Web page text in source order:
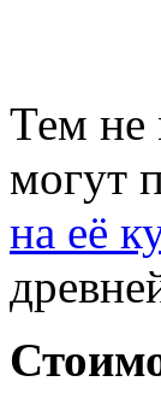
Тем не
могут
на её